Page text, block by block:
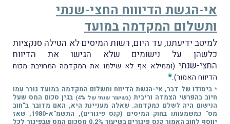
אי-הגשת הדיוווח החצי-שנתי
ותשלום המקדמה במועד
למיטב ידיעתנו, עד היום, רשות המיסים לא הטילה סנקציות
כלשהן על נישומים שלא הגישו את הדיווח
החצי-שנתי (וממילא אף לא שילמו את המקדמה המחויבת מכוח
הדיווח האמור).
*
* ביסודו של דבר, אי-הגשת הדיווח ותשלום המקדמה במועד גורר עִמו
חיוב בהפרשי הצמדה וריבית (בשיעור שנתי של 4%)
בגין סכום המס שעל
הנישום היה לשלם כמקדמה. שאלה מעניינת היא, האם מדובר ב"חוב
מס" כמשמעותו בחוק המיסים (קנס פיגורים), התשמ"א-1980, שאז
יווסף לחוב האמור קנס פיגורים בשיעור 0.2% מסכום המס שבפיגור לכל